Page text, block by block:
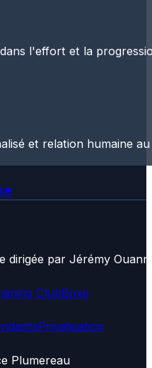
l'effort et la
et relation humaine
dirigée par Jérémy
ClubBoxe
Privatisation
Plumereau